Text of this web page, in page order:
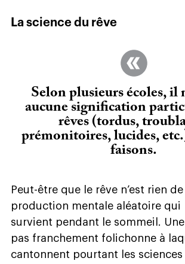
La science du rêve
Selon plusieurs écoles, il
aucune signification
rêves (tordus,
prémonitoires, lucides,
faisons.
Peut-être que le rêve n’est rien
production mentale aléatoire qui
survient pendant le sommeil.
pas franchement folichonne à
cantonnent pourtant les sciences